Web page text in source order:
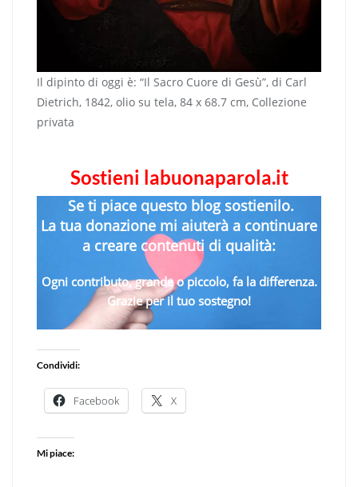
Il dipinto di oggi è: “Il Sacro Cuore di Gesù”, di Carl
Dietrich, 1842, olio su tela, 84 x 68.7 cm, Collezione
privata
Sostieni labuonaparola.it
Se ti piace questo blog sostienilo.
La tua donazione mi aiuterà a continuare
a creare contenuti di qualità:
Ogni contributo, grande o piccolo, fa la differenza.
Grazie per il tuo sostegno!
Condividi:
Facebook X
Mi piace: